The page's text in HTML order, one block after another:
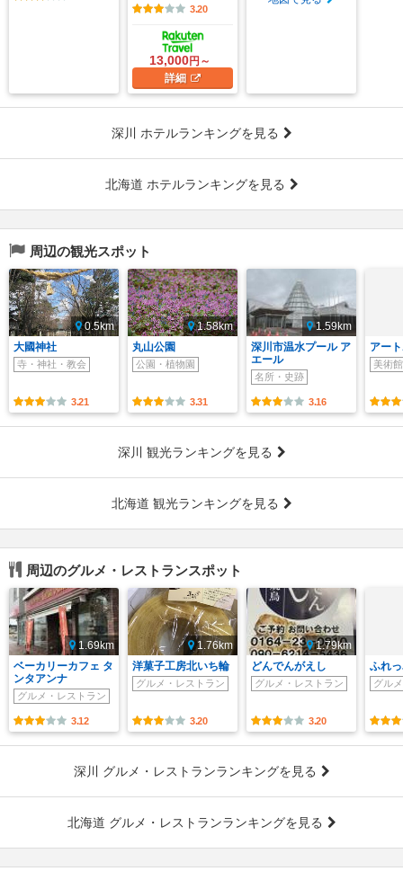
3.20
13,000円～
詳細
深川 ホテルランキングを見る
北海道 ホテルランキングを見る
周辺の観光スポット
0.5km
大國神社
寺・神社・教会
3.21
1.58km
丸山公園
公園・植物園
3.31
1.59km
深川市温水プール ア
エール
名所・史跡
3.16
アー
美術
深川 観光ランキングを見る
北海道 観光ランキングを見る
周辺のグルメ・レストランスポット
1.69km
ベーカリーカフェ タ
ンタアンナ
グルメ・レストラン
3.12
1.76km
洋菓子工房北いち輪
グルメ・レストラン
3.20
1.79km
どんでんがえし
グルメ・レストラン
3.20
ふれ
グル
深川 グルメ・レストランランキングを見る
北海道 グルメ・レストランランキングを見る